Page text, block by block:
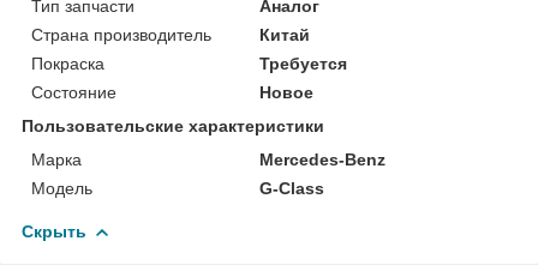
Тип запчасти
Аналог
Страна производитель
Китай
Покраска
Требуется
Состояние
Новое
Пользовательские характеристики
Марка
Mercedes-Benz
Модель
G-Class
Скрыть